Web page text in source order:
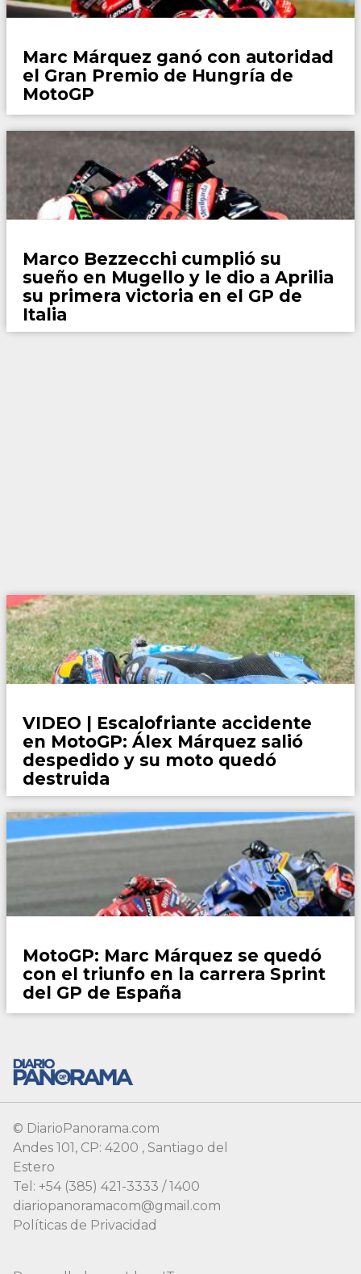
Marc Márquez ganó con autoridad
el Gran Premio de Hungría de
MotoGP
Marco Bezzecchi cumplió su
sueño en Mugello y le dio a Aprilia
su primera victoria en el GP de
Italia
VIDEO | Escalofriante accidente
en MotoGP: Álex Márquez salió
despedido y su moto quedó
destruida
MotoGP: Marc Márquez se quedó
con el triunfo en la carrera Sprint
del GP de España
© DiarioPanorama.com
Andes 101, CP: 4200 , Santiago del
Estero
Tel: +54 (385) 421-3333 / 1400
diariopanoramacom@gmail.com
Políticas de Privacidad